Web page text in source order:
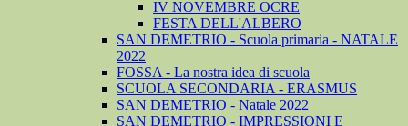
IV NOVEMBRE OCRE
FESTA DELL'ALBERO
SAN DEMETRIO - Scuola primaria - NATALE
2022
FOSSA - La nostra idea di scuola
SCUOLA SECONDARIA - ERASMUS
SAN DEMETRIO - Natale 2022
SAN DEMETRIO - IMPRESSIONI E